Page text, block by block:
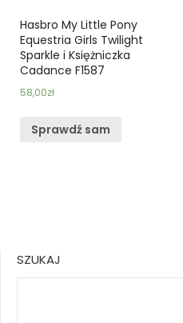
Hasbro My Little Pony
Equestria Girls Twilight
Sparkle i Księżniczka
Cadance F1587
58,00zł
Sprawdź sam
SZUKAJ